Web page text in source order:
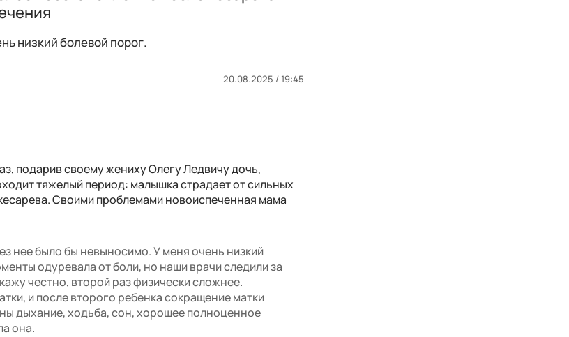
низкий болевой порог.
20.08.2025 / 19:45
подарив своему жениху Олегу Ледвичу дочь,
тяжелый период: малышка страдает от сильных
Своими проблемами новоиспеченная мама
нее было бы невыносимо. У меня очень низкий
одуревала от боли, но наши врачи следили за
честно, второй раз физически сложнее.
и после второго ребенка сокращение матки
дыхание, ходьба, сон, хорошее полноценное
она.